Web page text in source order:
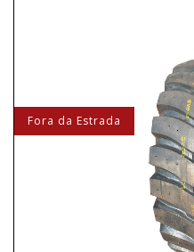
Fora da Estrada